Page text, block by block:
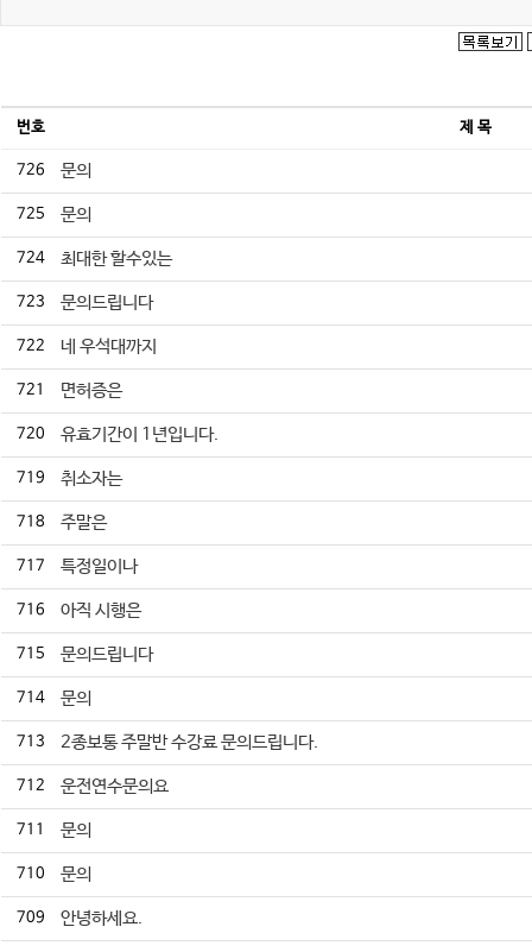
번호 제 목
726 문의
725 문의
724 최대한 할수있는
723 문의드립니다
722 네 우석대까지
721 면허증은
720 유효기간이 1년입니다.
719 취소자는
718 주말은
717 특정일이나
716 아직 시행은
715 문의드립니다
714 문의
713 2종보통 주말반 수강료 문의드립니다.
712 운전연수문의요
711 문의
710 문의
709 안녕하세요.